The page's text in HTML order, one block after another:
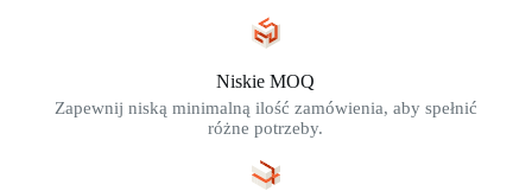
Niskie MOQ
Zapewnij niską minimalną ilość zamówienia, aby spełnić
różne potrzeby.